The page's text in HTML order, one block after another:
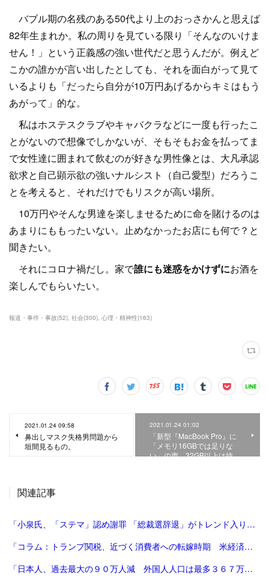
バブル期の名残のある50代より上のおっさかんと思えば
82年生まれか。私の周りを見ている限り「そんなのいけま
せん！」という正義感の強い世代だと思うんだが。例えど
こかの誰かが言い出したとしても、それを面白がって見て
いるよりも「だったら自分が10万円あげるからキミはもう
あがって」的な。
私はホステスクラブやキャバクラなどに一度も行ったこ
とがないので想像でしかないが、そもそもお金を払ってま
で女性達に囲まれて飲むのが好きな男性像とは、大凡承認
欲求と自己顕示欲の強いナルシスト（自己愛型）だろうこ
とを考えると、それだけでもリスクが高い場所。
10万円やそんな男達を楽しませるために命を賭けるのは
あまりにももったいない。止めなかったお店にも何で？と
聞きたい。
それにコロナ禍だし。家で誰にも迷惑をかけずにお酒を
楽しんでもらいたい。
報道・事件・事故(52) 社会(300) 心理・精神性(163)
2021.01.24 09:58
鼻出しマスク失格男問題から
垣間見るもの。
2021.01.24 01:02
「新型『MacBook Pro』に
「メモリ16GBでは足りな
い」の声。32GB以上は待…
関連記事
「小泉氏、「ステマ」認め謝罪 「総裁選辞退」がトレンド入り 写真5枚 国際ニュース：AFPBB News」
「コラム：トランプ関税、近づく消費者への転嫁時期 米経済にどう影響 | ロイター」
「日本人、過去最大の９０万人減 外国人人口は最多３６７万人―総務省：時事ドットコム」